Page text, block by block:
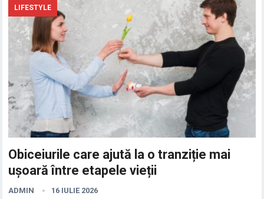
LIFESTYLE
Obiceiurile care ajută la o tranziție mai
ușoară între etapele vieții
ADMIN 16 IULIE 2026